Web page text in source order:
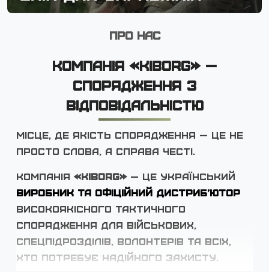
ПРО НАС
КОМПАНІЯ «KIBORG» —
СПОРЯДЖЕННЯ З
ВІДПОВІДАЛЬНІСТЮ
Місце, де якість спорядження — це не
просто слова, а справа честі.
Компанія «KIBORG»— це український
виробник та офіційний дистриб’ютор
високоякісного тактичного
спорядження для військових,
спецпідрозділів, волонтерів та всіх,
хто потребує надійного захисту.